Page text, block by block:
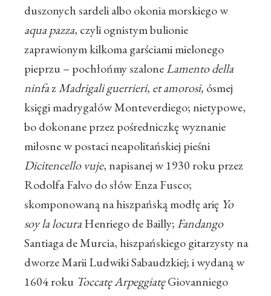
duszonych sardeli albo okonia morskiego w
aqua pazza, czyli ognistym bulionie
zaprawionym kilkoma garściami mielonego
pieprzu – pochłońmy szaloneLamento della
ninfazMadrigali guerrieri, et amorosi, ósmej
księgi madrygałów Monteverdiego; nietypowe,
bo dokonane przez pośredniczkę wyznanie
miłosne w postaci neapolitańskiej pieśni
Dicitencello vuje, napisanej w 1930 roku przez
Rodolfa Falvo do słów Enza Fusco;
skomponowaną na hiszpańską modłę arię Yo
soy la locuraHenriego de Bailly; Fandango
Santiaga de Murcia, hiszpańskiego gitarzysty na
dworze Marii Ludwiki Sabaudzkiej; i wydaną w
1604 roku Toccatę ArpeggiatęGiovanniego